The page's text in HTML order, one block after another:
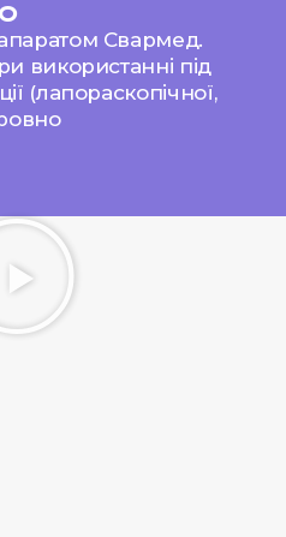
Свармед.
використанні під
(лапораскопічної,